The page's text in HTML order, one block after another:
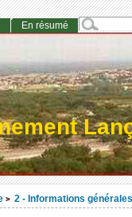
> 2 - Informations générales
En résumé